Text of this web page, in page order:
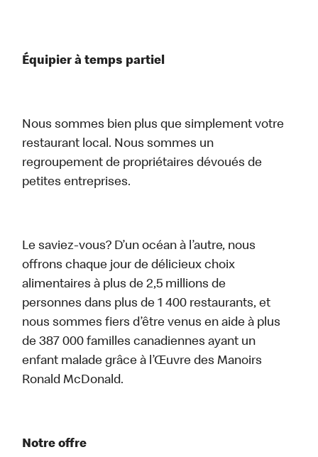
Équipier à temps partiel
Nous sommes bien plus que simplement votre
restaurant local. Nous sommes un
regroupement de propriétaires dévoués de
petites entreprises.
Le saviez-vous? D’un océan à l’autre, nous
offrons chaque jour de délicieux choix
alimentaires à plus de 2,5 millions de
personnes dans plus de 1 400 restaurants, et
nous sommes fiers d’être venus en aide à plus
de 387 000 familles canadiennes ayant un
enfant malade grâce à l’Œuvre des Manoirs
Ronald McDonald.
Notre offre